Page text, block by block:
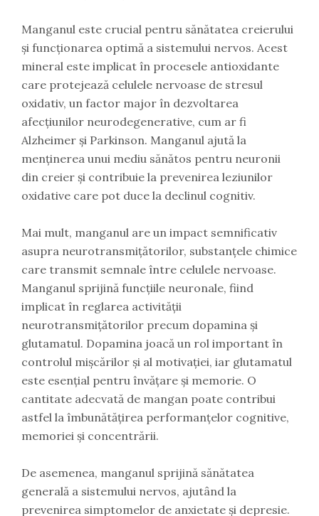
Manganul este crucial pentru sănătatea creierului
și funcționarea optimă a sistemului nervos. Acest
mineral este implicat în procesele antioxidante
care protejează celulele nervoase de stresul
oxidativ, un factor major în dezvoltarea
afecțiunilor neurodegenerative, cum ar fi
Alzheimer și Parkinson. Manganul ajută la
menținerea unui mediu sănătos pentru neuronii
din creier și contribuie la prevenirea leziunilor
oxidative care pot duce la declinul cognitiv.
Mai mult, manganul are un impact semnificativ
asupra neurotransmițătorilor, substanțele chimice
care transmit semnale între celulele nervoase.
Manganul sprijină funcțiile neuronale, fiind
implicat în reglarea activității
neurotransmițătorilor precum dopamina și
glutamatul. Dopamina joacă un rol important în
controlul mișcărilor și al motivației, iar glutamatul
este esențial pentru învățare și memorie. O
cantitate adecvată de mangan poate contribui
astfel la îmbunătățirea performanțelor cognitive,
memoriei și concentrării.
De asemenea, manganul sprijină sănătatea
generală a sistemului nervos, ajutând la
prevenirea simptomelor de anxietate și depresie.